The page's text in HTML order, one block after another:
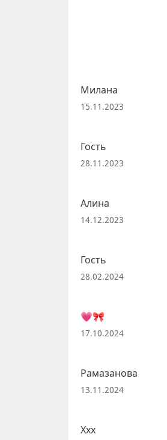
Милана
15.11.2023
Гость
28.11.2023
Алина
14.12.2023
Гость
28.02.2024
💗🎀
17.10.2024
Рамазанова
13.11.2024
Ххх